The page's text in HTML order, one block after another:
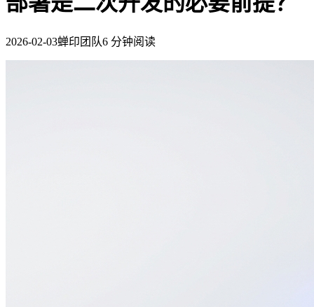
2026-02-03蝉印团队6 分钟阅读